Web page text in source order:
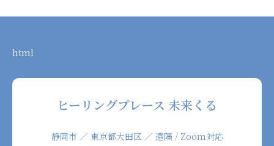
html
ヒーリングプレース 未来くる
静岡市 ／ 東京都大田区 ／ 遠隔 / Zoom対応